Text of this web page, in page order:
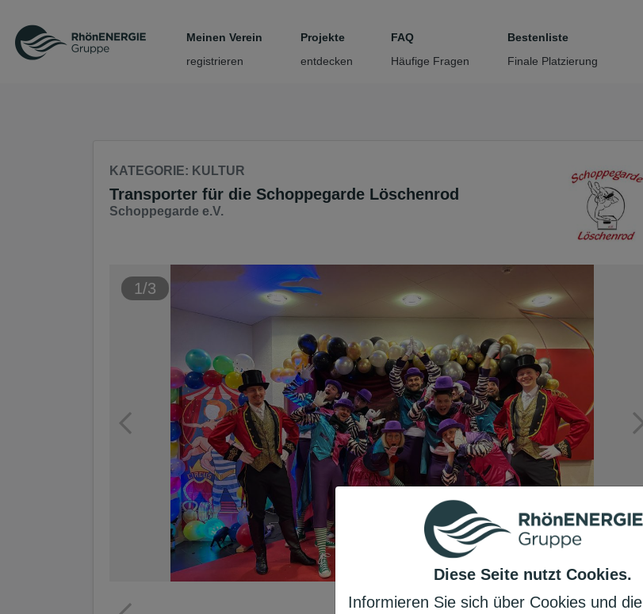
Seite
Diese Seite nutzt Cookies.
Informieren Sie sich über Cookies und die
Meinen Verein
registrieren
Projekte
entdecken
FAQ
Häufige Fragen
Bestenliste
Finale Platzierung
KATEGORIE: KULTUR
Transporter für die Schoppegarde Löschenrod
Schoppegarde e.V.
1/3